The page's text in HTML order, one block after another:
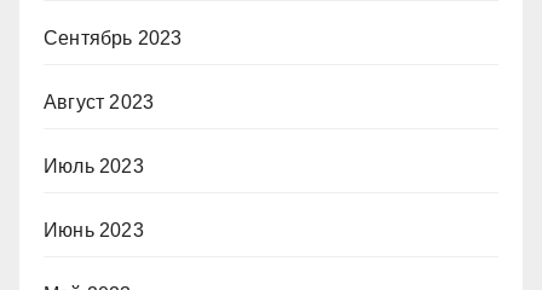
Сентябрь 2023
Август 2023
Июль 2023
Июнь 2023